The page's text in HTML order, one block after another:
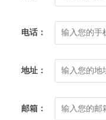
电话：
地址：
邮箱：